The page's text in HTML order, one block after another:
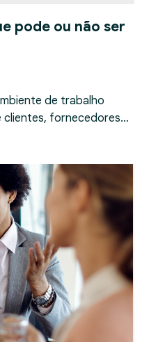
pode ou não ser
de trabalho
clientes, fornecedores…